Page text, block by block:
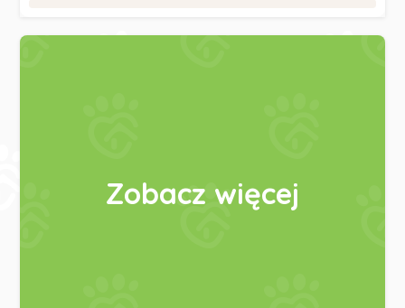
Zobacz więcej